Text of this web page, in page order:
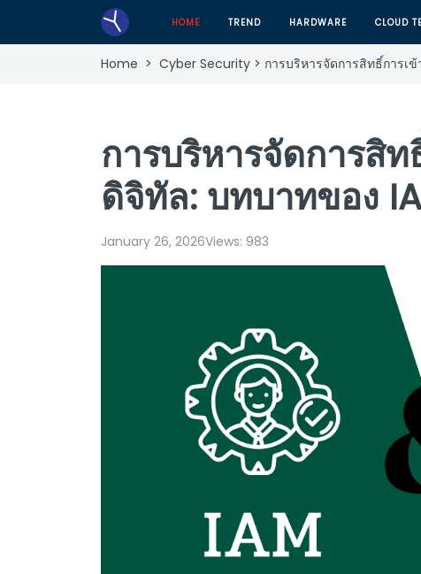
HOME TREND HARDWARE CLOUD
Home > Cyber Security > การบริหารจัดการสิทธิ์การเ
การบริหารจัดการสิท
ดิจิทัล: บทบาทของ
January 26, 2026Views: 983